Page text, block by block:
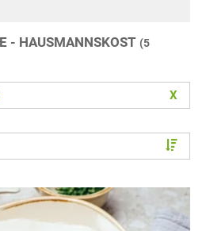
- HAUSMANNSKOST (5
X